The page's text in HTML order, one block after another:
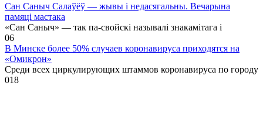
Сан Саныч Салаўёў — жывы і недасягальны. Вечарына
памяці мастака
«Сан Саныч» — так па-свойскі называлі знакамітага і
06
В Минске более 50% случаев коронавируса приходятся на
«Омикрон»
Среди всех циркулирующих штаммов коронавируса по городу
018